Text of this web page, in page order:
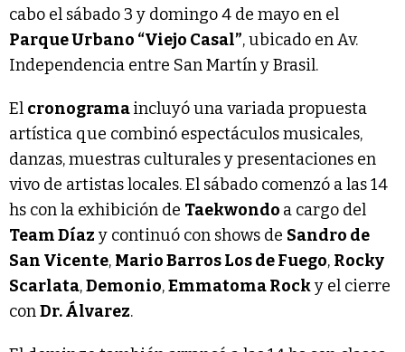
cabo el sábado 3 y domingo 4 de mayo en el
Parque Urbano “Viejo Casal”, ubicado en Av.
Independencia entre San Martín y Brasil.
El cronogramaincluyó una variada propuesta
artística que combinó espectáculos musicales,
danzas, muestras culturales y presentaciones en
vivo de artistas locales. El sábado comenzó a las 14
hs con la exhibición de Taekwondo a cargo del
Team Díaz y continuó con shows de Sandro de
San Vicente, Mario Barros Los de Fuego, Rocky
Scarlata,Demonio,Emmatoma Rocky el cierre
conDr. Álvarez.